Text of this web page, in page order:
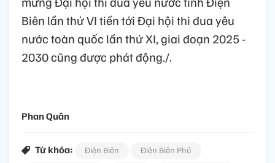
Biên lần thứ VI tiến tới Đại hội thi đua yêu
nước toàn quốc lần thứ XI, giai đoạn 2025 -
2030 cũng được phát động./.
Phan Quân
Từ khóa: Điện Biên
Điện Biên Phủ